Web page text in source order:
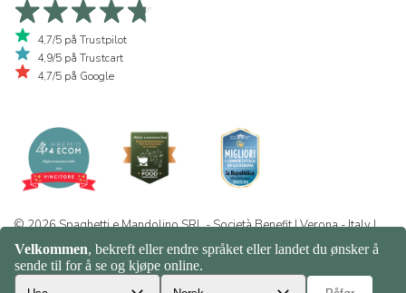
4,7/5 på Trustpilot
4,9/5 på Trustcart
4,7/5 på Google
© 2026 Spaghetti e Mandolino SRL - Società Benefit | Verona - Italy |
+39 351 865 9444 | P.I. IT04913730232 | Certificazione BIO: IT-BIO-
016.380-0110744.2026.001 | REA VR-455804 |Personvern og
informasjonskapsler|Sitemap